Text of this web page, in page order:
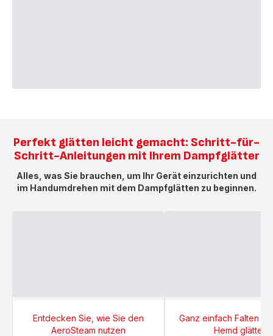
Perfekt glätten leicht gemacht: Schritt-für-
Schritt-Anleitungen mit Ihrem Dampfglätter
Alles, was Sie brauchen, um Ihr Gerät einzurichten und
im Handumdrehen mit dem Dampfglätten zu beginnen.
Entdecken Sie, wie Sie den
AeroSteam nutzen
Ganz einfach Falten
Hemd glätten